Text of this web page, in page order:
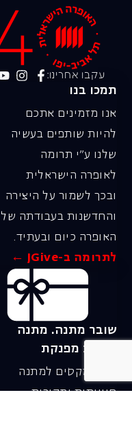
עקבו אחרינו:
תמכו בנו
אנו מזמינים אתכם
להיות שותפים בעשיה
שלנו ע"י תרומה
לאופרה הישראלית
ובכך לשמור על היצירה
והחדשנות בעבודתה של
האופרה כיום ובעתיד.
לתרומה ב-JGive ←
שובר מתנה. מתנה
אישית מפנקת
רעיון מקסים למתנה
חווייתית ומקורית –